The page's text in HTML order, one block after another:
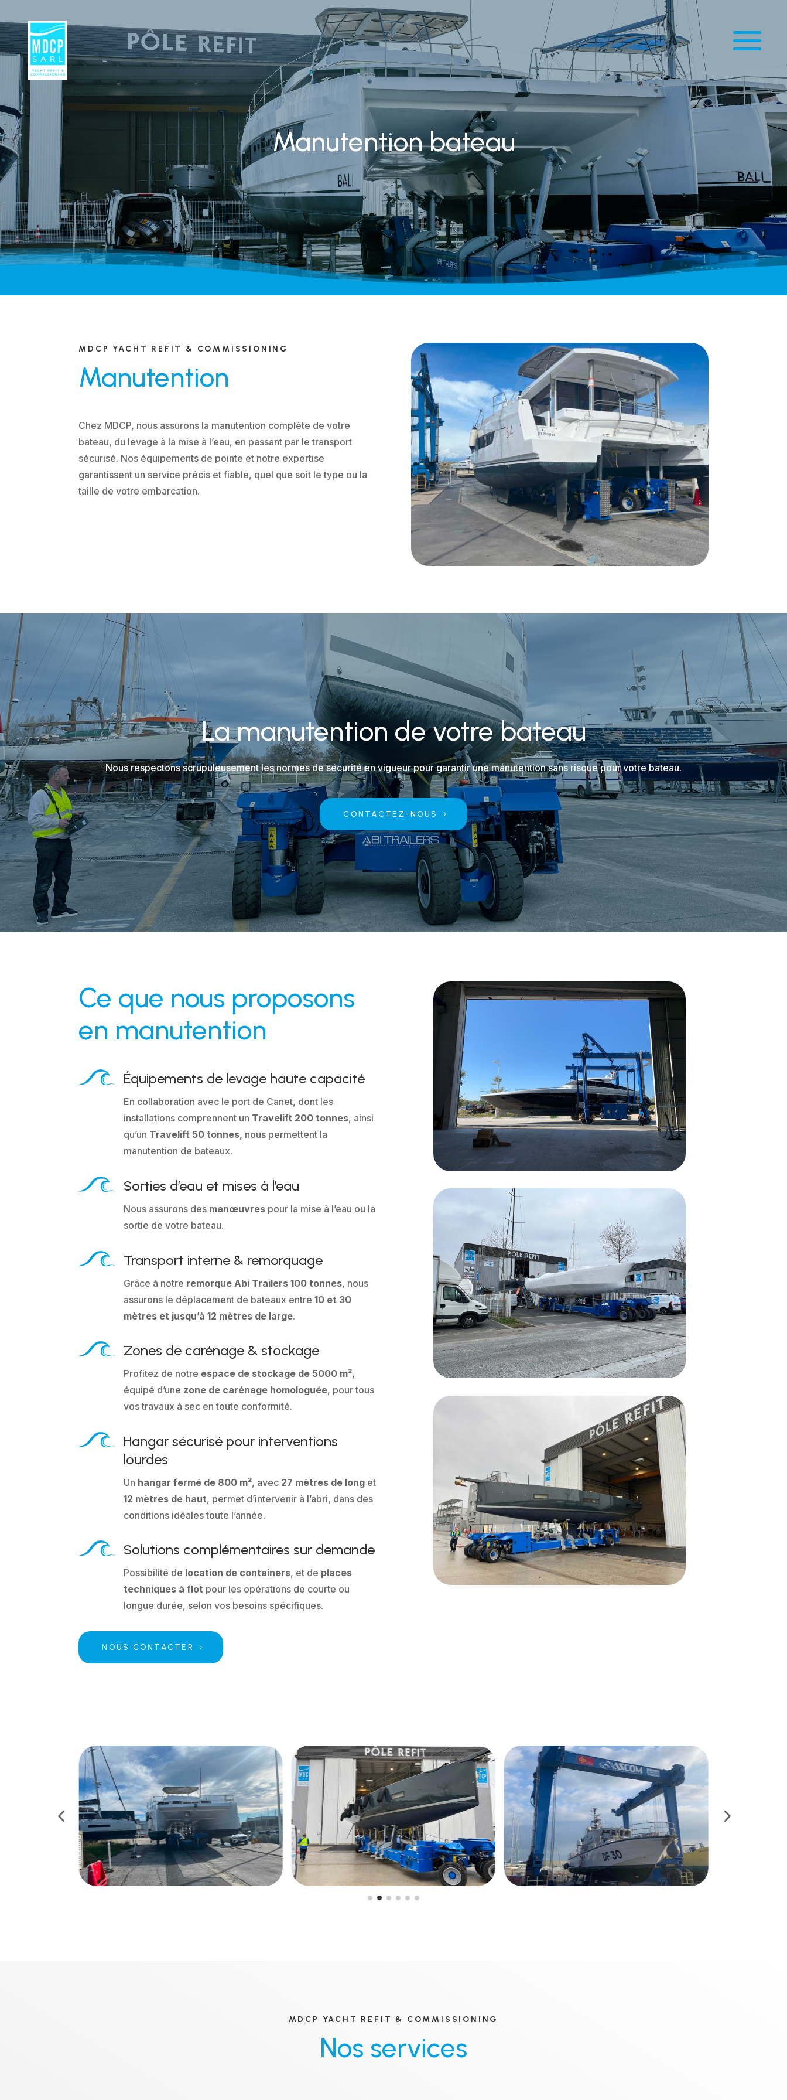
Manutention bateau
MDCP YACHT REFIT & COMMISSIONING
Manutention
Chez MDCP, nous assurons la manutention complète de votre
bateau, du levage à la mise à l’eau, en passant par le transport
sécurisé. Nos équipements de pointe et notre expertise
garantissent un service précis et fiable, quel que soit le type ou la
taille de votre embarcation.
La manutention de votre bateau
Nous respectons scrupuleusement les normes de sécurité en vigueur pour garantir une manutention sans risque pour votre bateau.
CONTACTEZ-NOUS
Ce que nous proposons
en manutention
Équipements de levage haute capacité
En collaboration avec le port de Canet, dont les
installations comprennent un Travelift 200 tonnes, ainsi
qu’un Travelift 50 tonnes, nous permettent la
manutention de bateaux.
Sorties d’eau et mises à l’eau
Nous assurons des manœuvres pour la mise à l’eau ou la
sortie de votre bateau.
Transport interne & remorquage
Grâce à notre remorque Abi Trailers 100 tonnes, nous
assurons le déplacement de bateaux entre10 et 30
mètres et jusqu’à 12 mètres de large.
Zones de carénage & stockage
Profitez de notre espace de stockage de 5000 m²,
équipé d’une zone de carénage homologuée, pour tous
vos travaux à sec en toute conformité.
Hangar sécurisé pour interventions
lourdes
Un hangar fermé de 800 m², avec 27 mètres de long et
12 mètres de haut, permet d’intervenir à l’abri, dans des
conditions idéales toute l’année.
Solutions complémentaires sur demande
Possibilité de location de containers, et de places
techniques à flot pour les opérations de courte ou
longue durée, selon vos besoins spécifiques.
NOUS CONTACTER
MDCP YACHT REFIT & COMMISSIONING
Nos services